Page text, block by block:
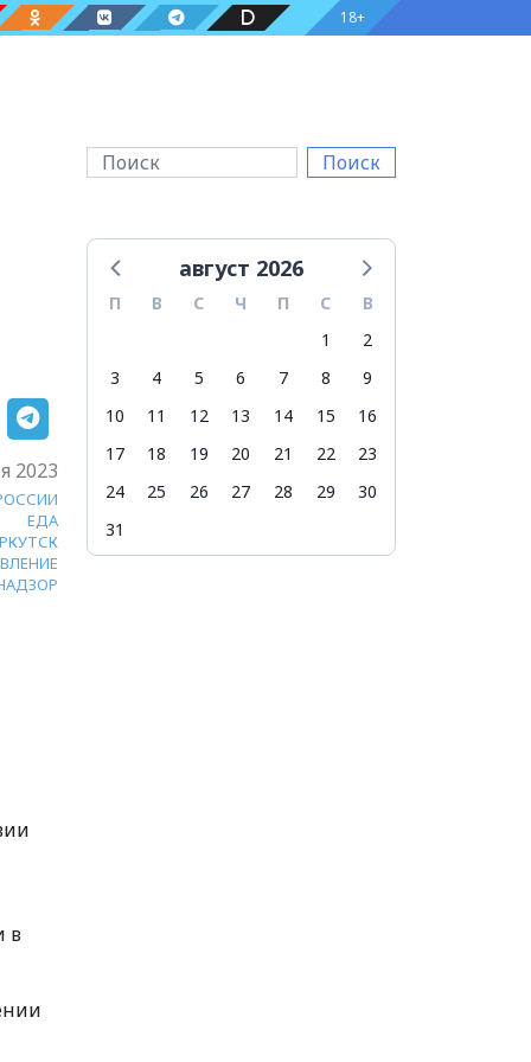
18+
Поиск
2023
ЕДА
в
август 2026
П В С Ч П С
В
1
2
3
4 5 6 7 8
9
10
11 12 13 14 15
16
17
18 19 20 21 22
23
24
25 26 27 28 29
30
31